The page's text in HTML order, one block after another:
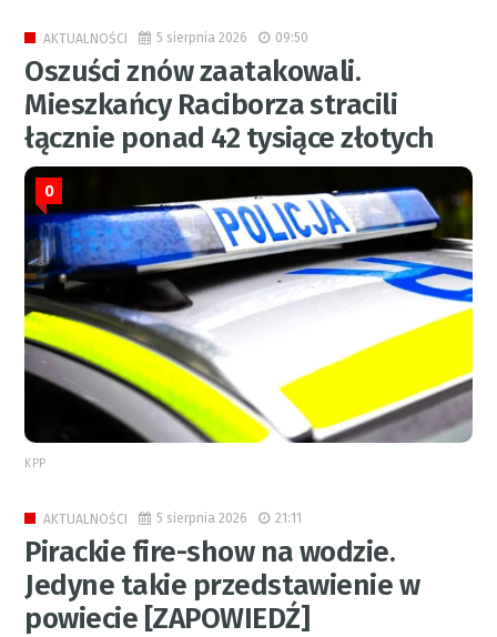
AKTUALNOŚCI 5 sierpnia 2026 09:50
Oszuści znów zaatakowali.
Mieszkańcy Raciborza stracili
łącznie ponad 42 tysiące złotych
0
KPP
AKTUALNOŚCI 5 sierpnia 2026 21:11
Pirackie fire-show na wodzie.
Jedyne takie przedstawienie w
powiecie [ZAPOWIEDŹ]